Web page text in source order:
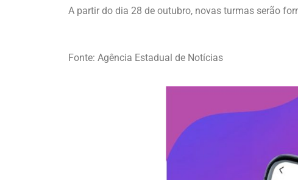
A partir do dia 28 de outubro, novas turmas serão
Fonte: Agência Estadual de Notícias